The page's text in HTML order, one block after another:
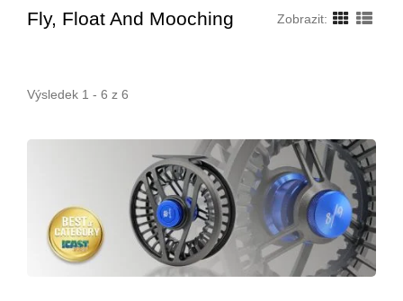
Fly, Float And Mooching Zobrazit:
Výsledek 1 - 6 z 6